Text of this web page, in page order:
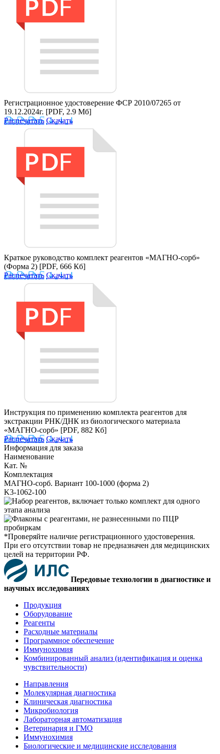
Регистрационное удостоверение ФСР 2010/07265 от
19.12.2024г. [PDF, 2.9 Мб]
Распечатать Скачать
Краткое руководство комплект реагентов «МАГНО-сорб»
(Форма 2) [PDF, 666 Кб]
Распечатать Скачать
Инструкция по применению комплекта реагентов для
экстракции РНК/ДНК из биологического материала
«МАГНО-сорб» [PDF, 882 Кб]
Распечатать Скачать
Информация для заказа
Наименование
Кат. №
Комплектация
МАГНО-сорб. Вариант 100-1000 (форма 2)
K3-1062-100
*Проверяйте наличие регистрационного удостоверения.
При его отсутствии товар не предназначен для медицинских
целей на территории РФ.
Передовые технологии в диагностике и
научных исследованиях
Продукция
Оборудование
Реагенты
Расходные материалы
Программное обеспечение
Иммунохимия
Комбинированный анализ (идентификация и оценка
чувствительности)
Направления
Молекулярная диагностика
Клиническая диагностика
Микробиология
Лабораторная автоматизация
Ветеринария и ГМО
Иммунохимия
Биологические и медицинские исследования